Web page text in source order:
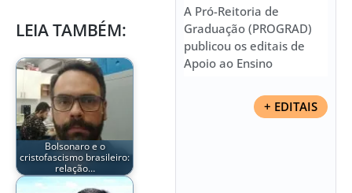
LEIA TAMBÉM:
Bolsonaro e o
cristofascismo brasileiro:
relação…
A Pró-Reitoria de
Graduação (PROGRAD)
publicou os editais de
Apoio ao Ensino
+ EDITAIS